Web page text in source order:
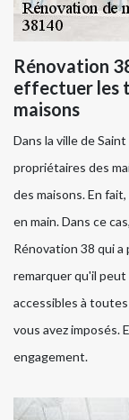
Rénovation
effectuer les
maisons
Dans la ville de
propriétaires des
des maisons. En
en main. Dans ce
Rénovation 38 qui
remarquer qu'il
accessibles à
vous avez imposés.
engagement.